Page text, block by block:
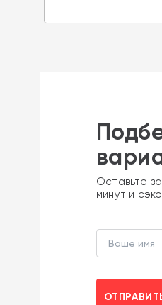
Оставьте
минут и